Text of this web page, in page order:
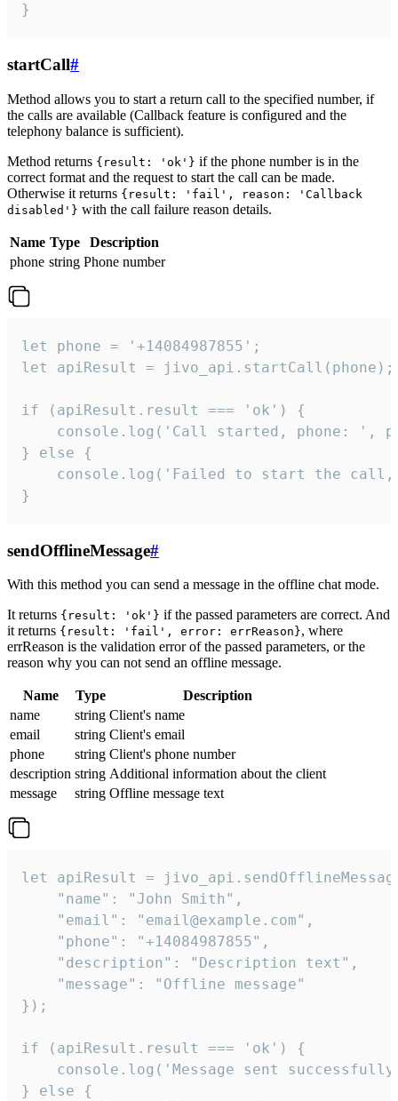
}
startCall#
Method allows you to start a return call to the specified number, if
the calls are available (Callback feature is configured and the
telephony balance is sufficient).
Method returns {result: 'ok'} if the phone number is in the
correct format and the request to start the call can be made.
Otherwise it returns {result: 'fail', reason: 'Callback
disabled'} with the call failure reason details.
Name Type
Description
phone string Phone number
let phone = '+14084987855';
let apiResult = jivo_api.startCall(phone);
if (apiResult.result === 'ok') {
console.log('Call started, phone: ',
} else {
console.log('Failed to start the
}
sendOfflineMessage#
With this method you can send a message in the offline chat mode.
It returns {result: 'ok'} if the passed parameters are correct. And
it returns {result: 'fail', error: errReason}, where
errReason is the validation error of the passed parameters, or the
reason why you can not send an offline message.
Name Type
Description
name
string Client's name
email
string Client's email
phone
string Client's phone number
description string Additional information about the client
message
string Offline message text
let apiResult =
    "name": "John Smith",
    "email": "email@example.com",
    "phone": "+14084987855",
    "description": "Description text",
    "message": "Offline message"
});
if (apiResult.result === 'ok') {
console.log('Message sent
} else {